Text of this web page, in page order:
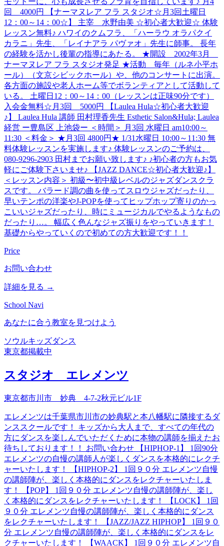
回 4000円 【ナーマヌレア フラ スタジオ☆月3回土曜日
12：00～14：00☆】 主宰 水野由美 ☆初心者大歓迎☆ 体験
レッスン無料♪ ハワイのクムフラ、「ハーラウ オラパクイ
カラニ」先生、「レイナアラ パヴァオ」先生に師事。 長年
の経験を活かし後輩の指導にあたる。 ★開設 2002年3月
ナーマヌレア フラ スタジオ発足 ★活動 毎年（ルネ小平ホ
ール）（文京シビックホール）や、他のコンサートに出演。
各方面の施設や老人ホーム等でボランティアとして活動して
いる。 土曜日12：00～14：00（レッスンは正味90分です）
入会金無料☆月3回 5000円 【Laulea Hula☆初心者大歓迎
♪】 Laulea Hula 講師 田村理香先生 Esthetic Salon&Hula; Laulea
経営 ー豊島区 上池袋ー ＜時間＞ 月3回 水曜日 am10:00～
11:30 ＜料金＞ ★月3回 4800円★ 1/31水曜日 10:00～11:30 無
料体験レッスンを実施します♪ 体験レッスンのご予約は、
080-9296-2903 田村までお願い致します♪ ♪初心者の方もお気
軽にご体験下さいませ♪ 【JAZZ DANCE☆初心者大歓迎♪】
＜レッスン内容＞ 初級〜初中級レベルのジャズダンスクラ
スです。 バラード調の曲を使ってスロウジャズだったり、
早いテンポの洋楽やJ-POPを使ってヒップホップ寄りのかっ
こいいジャズだったり、時にミュージカルでやるようなもの
だったり…。 幅広く色んなジャズ振りをやっていきます！
基礎からやっていくので初めての方大歓迎です！！
Price
お問い合わせ
詳細を見る →
School Navi
あなたに合う教室を見つけよう
ソウルキッズダンス
東京都掲載中
スタジオ エレメンツ
東京都市川市 妙典 4-7-2秋元ビル1F
エレメンツは千葉県市川市の妙典駅と本八幡駅に隣接するダ
ンススクールです！ キッズから大人まで、すべての年代の
方にダンスを楽しんでいただくために本物の講師を揃えたお
待ちしております！！ お問い合わせ 【HIPHOP-1】 1回90分
エレメンツの自慢の講師人が楽しくダンスを本格的にレクチ
ャーいたします！ 【HIPHOP-2】 1回９０分 エレメンツ自慢
の講師陣が、楽しく本格的にダンスをレクチャーいたしま
す！ 【POP】 1回９０分 エレメンツ自慢の講師陣が、楽し
く本格的にダンスをレクチャーいたします！ 【LOCK】 1回
９０分 エレメンツ自慢の講師陣が、楽しく本格的にダンス
をレクチャーいたします！ 【JAZZ/JAZZ HIPHOP】 1回９０
分 エレメンツ自慢の講師陣が、楽しく本格的にダンスをレ
クチャーいたします！ 【WAACK】 1回９０分 エレメンツ自